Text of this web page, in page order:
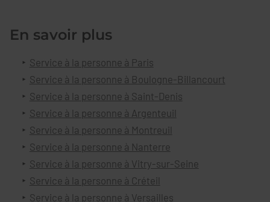
En savoir plus
Service à la personne à Paris
Service à la personne à Boulogne-Billancourt
Service à la personne à Saint-Denis
Service à la personne à Argenteuil
Service à la personne à Montreuil
Service à la personne à Nanterre
Service à la personne à Vitry-sur-Seine
Service à la personne à Créteil
Service à la personne à Versailles